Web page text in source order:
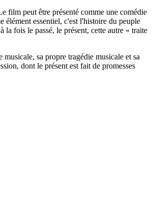
film peut être présenté comme une comédie
élément essentiel, c'est l'histoire du peuple
fois le passé, le présent, cette autre « traite
sa propre tragédie musicale et sa
dont le présent est fait de promesses